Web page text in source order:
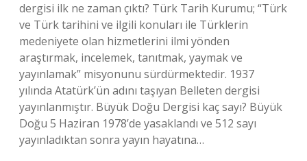
dergisi ilk ne zaman çıktı? Türk Tarih Kurumu; “Türk
ve Türk tarihini ve ilgili konuları ile Türklerin
medeniyete olan hizmetlerini ilmi yönden
araştırmak, incelemek, tanıtmak, yaymak ve
yayınlamak” misyonunu sürdürmektedir. 1937
yılında Atatürk’ün adını taşıyan Belleten dergisi
yayınlanmıştır. Büyük Doğu Dergisi kaç sayı? Büyük
Doğu 5 Haziran 1978’de yasaklandı ve 512 sayı
yayınladıktan sonra yayın hayatına…